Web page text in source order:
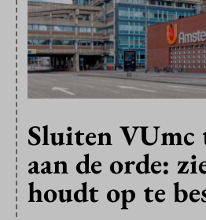
Sluiten VUmc
aan de orde:
houdt op te